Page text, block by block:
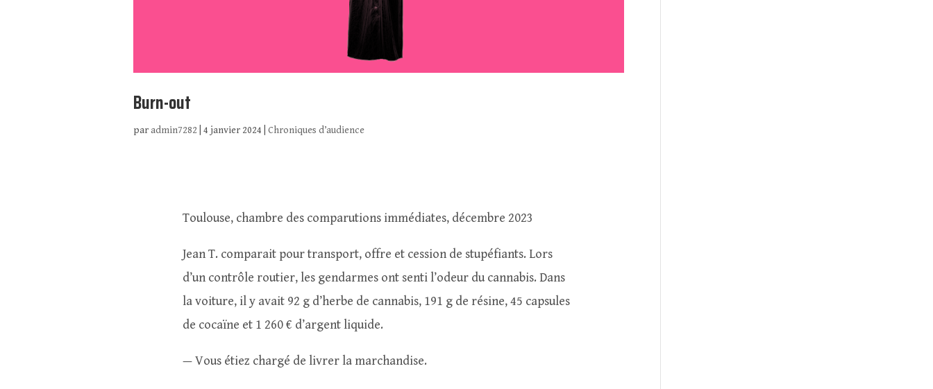
Burn-out
paradmin7282 4 janvier 2024 Chroniques d’audience
Toulouse, chambre des comparutions immédiates, décembre 2023
Jean T. comparait pour transport, offre et cession de stupéfiants. Lors
d’un contrôle routier, les gendarmes ont senti l’odeur du cannabis. Dans
la voiture, il y avait 92 g d’herbe de cannabis, 191 g de résine, 45 capsules
de cocaïne et 1 260 € d’argent liquide.
— Vous étiez chargé de livrer la marchandise.